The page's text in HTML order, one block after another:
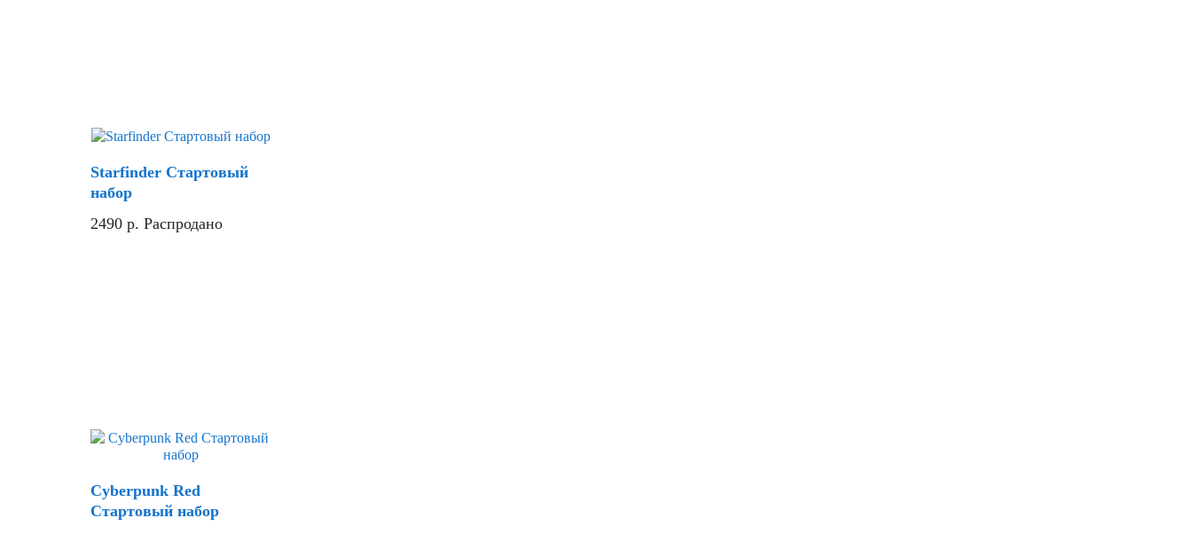
Starfinder Стартовый
набор
2490 р. Распродано
Cyberpunk Red
Стартовый набор